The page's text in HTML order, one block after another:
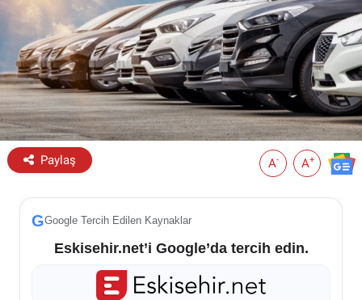
Paylaş A- A+
GGoogle Tercih Edilen Kaynaklar
Eskisehir.net’i Google’da tercih edin.
Eskişehir Tramvay Saatleri
Eskişehir Otobüs Saatleri